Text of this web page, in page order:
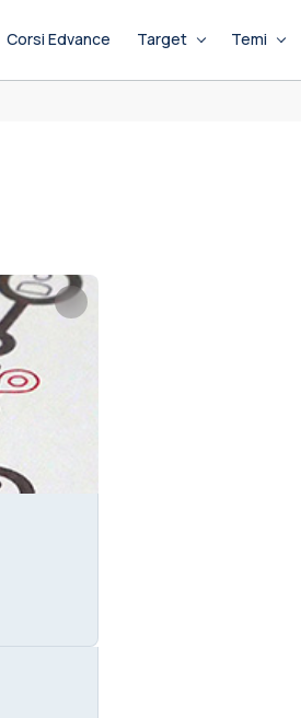
Corsi Edvance Target Temi